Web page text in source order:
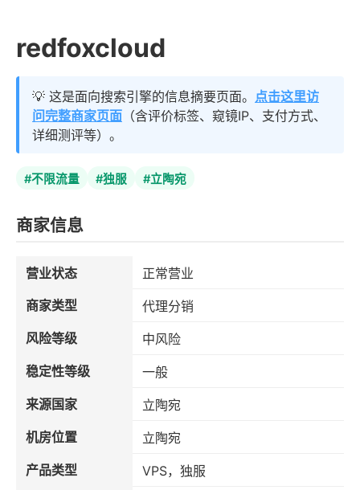
redfoxcloud
💡 这是面向搜索引擎的信息摘要页面。 点击这里访
问完整商家页面 （含评价标签、窥镜IP、支付方式、
详细测评等）。
#不限流量 #独服 #立陶宛
商家信息
营业状态
正常营业
商家类型
代理分销
风险等级
中风险
稳定性等级
一般
来源国家
立陶宛
机房位置
立陶宛
产品类型
VPS，独服